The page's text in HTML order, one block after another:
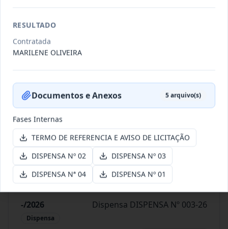
-/2026
-/2026
Dispensa
Situação: Aberta Data 26/01/2026 Ver detalhes
-/2026
Dispensa
Dispensa DISPENSA Nº 003-26
RESULTADO
Contratada
MARILENE OLIVEIRA
Documentos e Anexos 5arquivo(s)
Fases Internas
TERMO DE REFERENCIA E AVISO DE LICITAÇÃO
DISPENSA Nº 02
DISPENSA Nº 03
DISPENSA Nª 04
DISPENSA Nº 01